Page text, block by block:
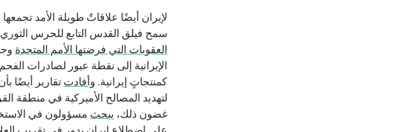
سمح فيلق القدس التابع للحرس الثوري
العقوبات التي فرضتها الأمم المتحدة
الإيرانية إلى نقطة عبور لصادرات
كمنتجاتٍ إيرانية. وأفادت تقارير أيضًا
لتهديد المصالح الأميركية في منطقة
غضون ذلك، يبحث مسؤولون في